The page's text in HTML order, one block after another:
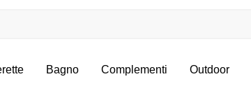
Bagno Complementi Outdoor